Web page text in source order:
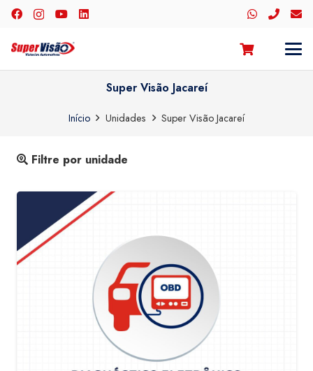
Super Visão Jacareí
Início Unidades Super Visão Jacareí
Filtre por unidade